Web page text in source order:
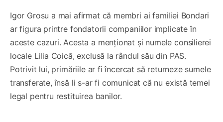
Igor Grosu a mai afirmat că membri ai familiei Bondari
ar figura printre fondatorii companiilor implicate în
aceste cazuri. Acesta a menționat și numele consilierei
locale Lilia Coică, exclusă la rândul său din PAS.
Potrivit lui, primăriile ar fi încercat să returneze sumele
transferate, însă li s-ar fi comunicat că nu există temei
legal pentru restituirea banilor.